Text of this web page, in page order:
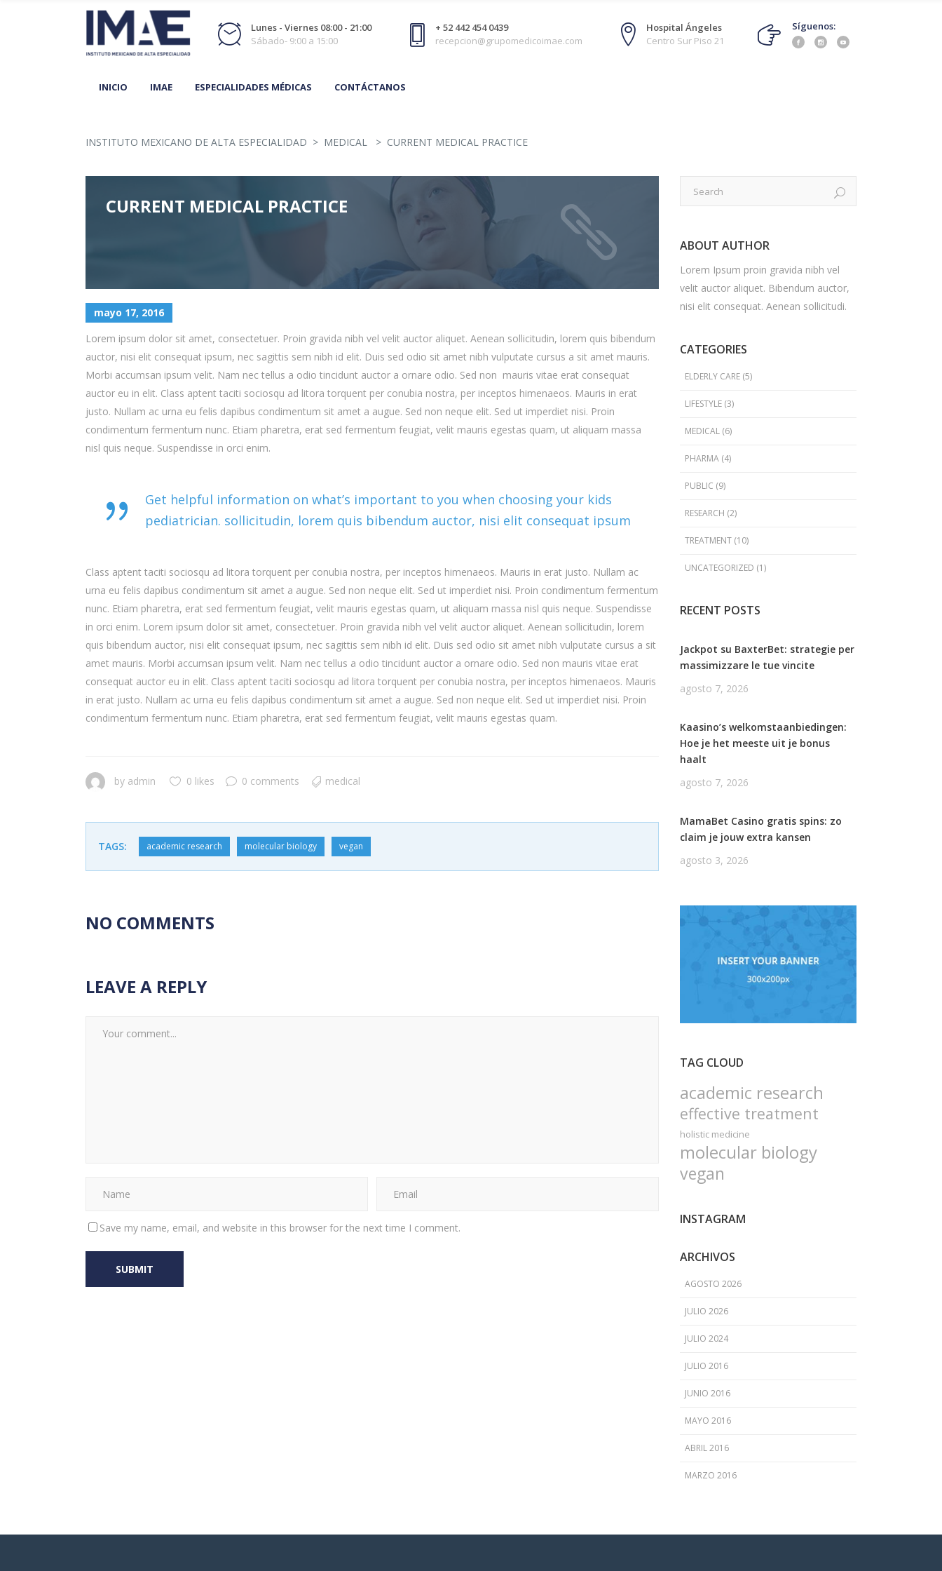
Lunes - Viernes 08:00 - 21:00
Sábado- 9:00 a 15:00
+ 52 442 454 0439
recepcion@grupomedicoimae.com
Hospital Ángeles
Centro Sur Piso 21
Síguenos:
INICIO IMAE ESPECIALIDADES MÉDICAS CONTÁCTANOS
INSTITUTO MEXICANO DE ALTA ESPECIALIDAD > MEDICAL > CURRENT MEDICAL PRACTICE
CURRENT MEDICAL PRACTICE
mayo 17, 2016
Lorem ipsum dolor sit amet, consectetuer. Proin gravida nibh vel velit auctor aliquet. Aenean sollicitudin, lorem quis bibendum
auctor, nisi elit consequat ipsum, nec sagittis sem nibh id elit. Duis sed odio sit amet nibh vulputate cursus a sit amet mauris.
Morbi accumsan ipsum velit. Nam nec tellus a odio tincidunt auctor a ornare odio. Sed non mauris vitae erat consequat
auctor eu in elit. Class aptent taciti sociosqu ad litora torquent per conubia nostra, per inceptos himenaeos. Mauris in erat
justo. Nullam ac urna eu felis dapibus condimentum sit amet a augue. Sed non neque elit. Sed ut imperdiet nisi. Proin
condimentum fermentum nunc. Etiam pharetra, erat sed fermentum feugiat, velit mauris egestas quam, ut aliquam massa
nisl quis neque. Suspendisse in orci enim.
Get helpful information on what’s important to you when choosing your kids
pediatrician. sollicitudin, lorem quis bibendum auctor, nisi elit consequat ipsum
Class aptent taciti sociosqu ad litora torquent per conubia nostra, per inceptos himenaeos. Mauris in erat justo. Nullam ac
urna eu felis dapibus condimentum sit amet a augue. Sed non neque elit. Sed ut imperdiet nisi. Proin condimentum fermentum
nunc. Etiam pharetra, erat sed fermentum feugiat, velit mauris egestas quam, ut aliquam massa nisl quis neque. Suspendisse
in orci enim. Lorem ipsum dolor sit amet, consectetuer. Proin gravida nibh vel velit auctor aliquet. Aenean sollicitudin, lorem
quis bibendum auctor, nisi elit consequat ipsum, nec sagittis sem nibh id elit. Duis sed odio sit amet nibh vulputate cursus a sit
amet mauris. Morbi accumsan ipsum velit. Nam nec tellus a odio tincidunt auctor a ornare odio. Sed non mauris vitae erat
consequat auctor eu in elit. Class aptent taciti sociosqu ad litora torquent per conubia nostra, per inceptos himenaeos. Mauris
in erat justo. Nullam ac urna eu felis dapibus condimentum sit amet a augue. Sed non neque elit. Sed ut imperdiet nisi. Proin
condimentum fermentum nunc. Etiam pharetra, erat sed fermentum feugiat, velit mauris egestas quam.
by admin 0 likes 0 comments medical
TAGS: academic research molecular biology vegan
NO COMMENTS
LEAVE A REPLY
Save my name, email, and website in this browser for the next time I comment.
ABOUT AUTHOR
Lorem Ipsum proin gravida nibh vel
velit auctor aliquet. Bibendum auctor,
nisi elit consequat. Aenean sollicitudi.
CATEGORIES
ELDERLY CARE(5)
LIFESTYLE(3)
MEDICAL(6)
PHARMA(4)
PUBLIC (9)
RESEARCH (2)
TREATMENT(10)
UNCATEGORIZED (1)
RECENT POSTS
Jackpot su BaxterBet: strategie per
massimizzare le tue vincite
agosto 7, 2026
Kaasino’s welkomstaanbiedingen:
Hoe je het meeste uit je bonus
haalt
agosto 7, 2026
MamaBet Casino gratis spins: zo
claim je jouw extra kansen
agosto 3, 2026
TAG CLOUD
academic research
effective treatment
holistic medicine
molecular biology
vegan
INSTAGRAM
ARCHIVOS
AGOSTO 2026
JULIO 2026
JULIO 2024
JULIO 2016
JUNIO 2016
MAYO 2016
ABRIL 2016
MARZO 2016